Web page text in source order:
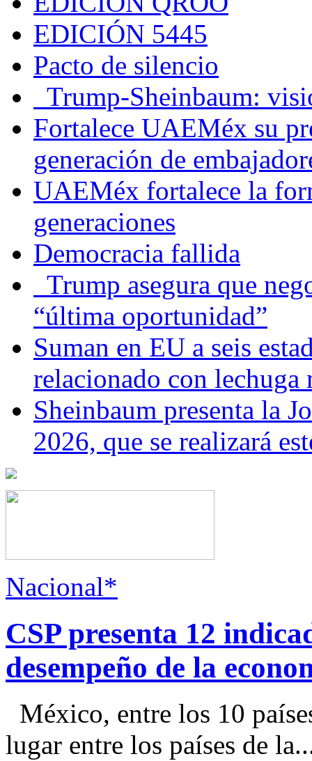
EDICIÓN 5445
Pacto de silencio
Trump-Sheinbaum:
Fortalece UAEMéx su
generación de
UAEMéx fortalece la
generaciones
Democracia fallida
Trump asegura que
“última oportunidad”
Suman en EU a seis
relacionado con lechuga
Sheinbaum presenta la
2026, que se realizará
Nacional*
CSP presenta 12
desempeño de la
México, entre los 10
lugar entre los países de